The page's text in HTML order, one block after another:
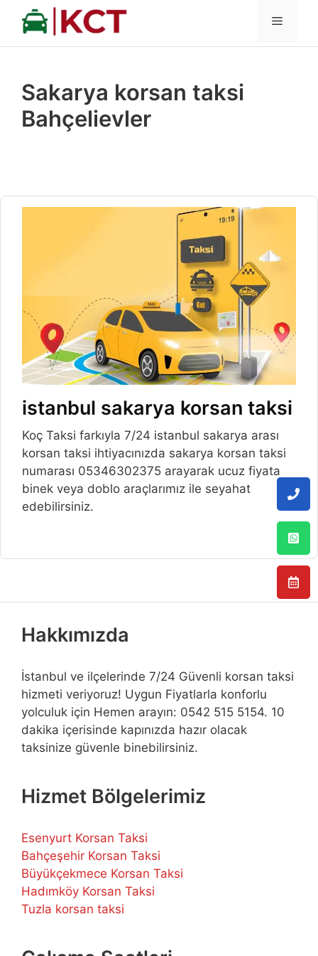
İçeriğe
MENÜ
Sakarya korsan taksi
Bahçelievler
istanbul sakarya korsan taksi
Koç Taksi farkıyla 7/24 istanbul sakarya arası
korsan taksi ihtiyacınızda sakarya korsan taksi
numarası 05346302375 arayarak ucuz fiyata
binek veya doblo araçlarımız ile seyahat
edebilirsiniz.
Hakkımızda
İstanbul ve ilçelerinde 7/24 Güvenli korsan taksi
hizmeti veriyoruz! Uygun Fiyatlarla konforlu
yolculuk için Hemen arayın: 0542 515 5154. 10
dakika içerisinde kapınızda hazır olacak
taksinize güvenle binebilirsiniz.
Hizmet Bölgelerimiz
Esenyurt Korsan Taksi
Bahçeşehir Korsan Taksi
Büyükçekmece Korsan Taksi
Hadımköy Korsan Taksi
Tuzla korsan taksi